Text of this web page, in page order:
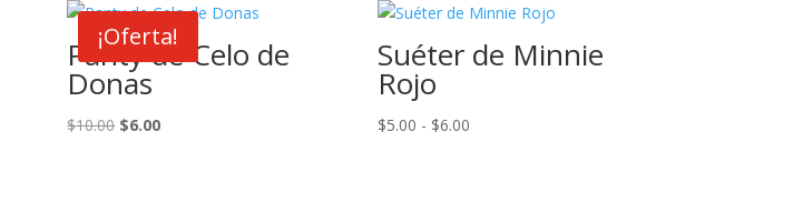
¡Oferta!
Panty de Celo de
Donas
$10.00 El
$6.00El
Suéter de Minnie
Rojo
$5.00 - $6.00